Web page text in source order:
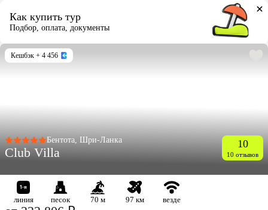
Как купить тур
Подбор, оплата, документы
Кешбэк + 4 456
Бентота, Шри-Ланка
Club Villa
10
10 отзывов
линия песок 70 м 97 км везде